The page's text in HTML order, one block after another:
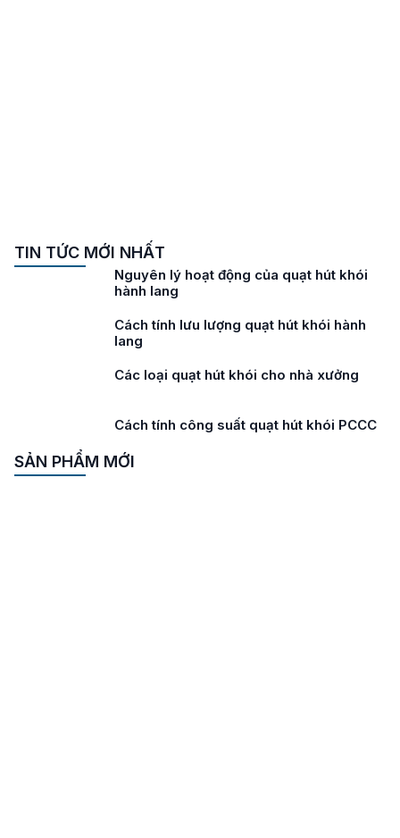
TIN TỨC MỚI NHẤT
Nguyên lý hoạt động của quạt hút khói
hành lang
Cách tính lưu lượng quạt hút khói hành
lang
Các loại quạt hút khói cho nhà xưởng
Cách tính công suất quạt hút khói PCCC
SẢN PHẨM MỚI